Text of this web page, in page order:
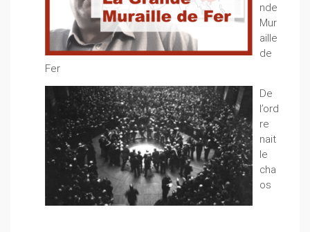
nde
Mur
aille
de
Fer
De
l’ord
re
nait
le
cha
os